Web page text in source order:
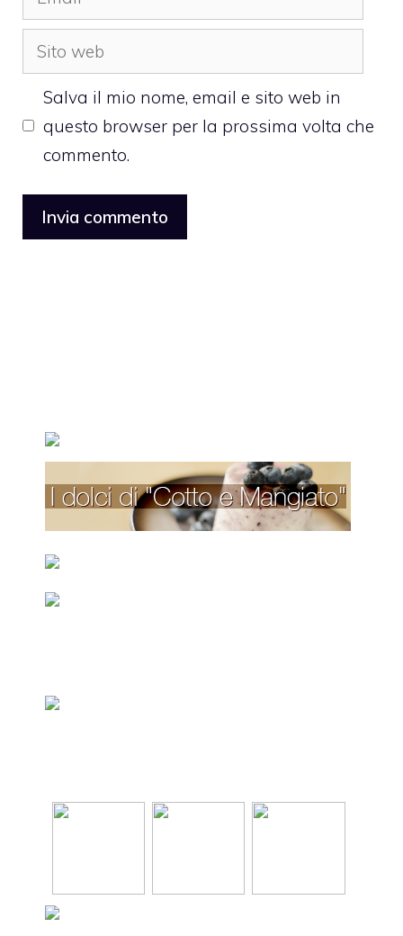
Sito
web
Salva il mio nome, email e sito web in
questo browser per la prossima volta che
commento.